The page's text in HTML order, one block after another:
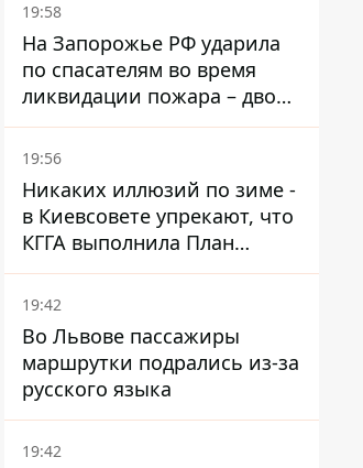
19:58
На Запорожье РФ ударила
по спасателям во время
ликвидации пожара – двое
раненых
19:56
Никаких иллюзий по зиме -
в Киевсовете упрекают, что
КГГА выполнила План
устойчивости на 20%
19:42
Во Львове пассажиры
маршрутки подрались из-за
русского языка
19:42